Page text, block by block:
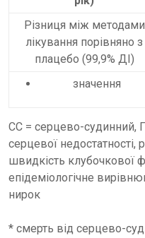
Різниця між методами
лікування порівняно з
плацебо (99,9% ДІ)
значення
СС = серцево-судинний,
серцевої
швидкість клубочкової
епідеміологічне
нирок
* смерть від серцево-